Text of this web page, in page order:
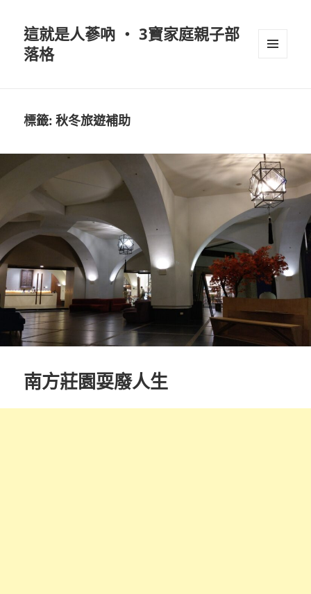
這就是人蔘吶 ‧ 3寶家庭親子部
落格
標籤:秋冬旅遊補助
南方莊園耍廢人生